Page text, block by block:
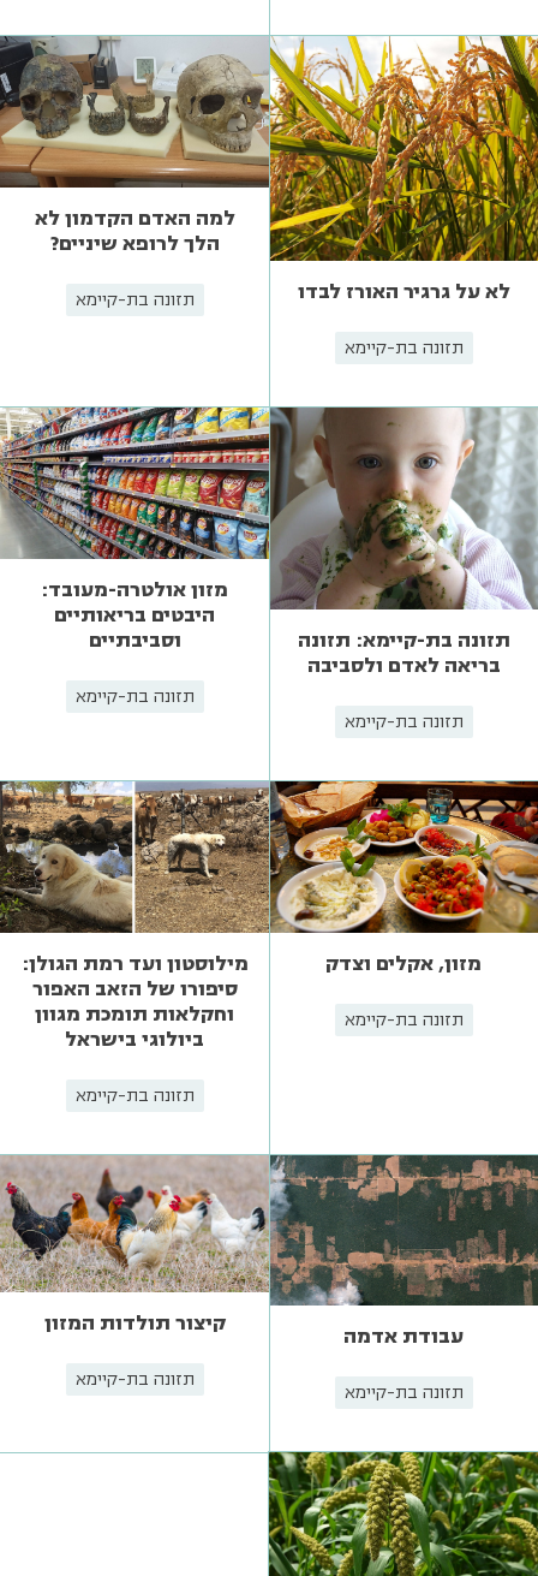
לא על גרגיר האורז לבדו
תזונה בת-קיימא
למה האדם הקדמון לא
הלך לרופא שיניים?
תזונה בת-קיימא
תזונה בת-קיימא: תזונה
בריאה לאדם ולסביבה
תזונה בת-קיימא
מזון אולטרה-מעובד:
היבטים בריאותיים
וסביבתיים
תזונה בת-קיימא
מזון, אקלים וצדק
תזונה בת-קיימא
מילוסטון ועד רמת הגולן:
סיפורו של הזאב האפור
וחקלאות תומכת מגוון
ביולוגי בישראל
תזונה בת-קיימא
עבודת אדמה
תזונה בת-קיימא
קיצור תולדות המזון
תזונה בת-קיימא